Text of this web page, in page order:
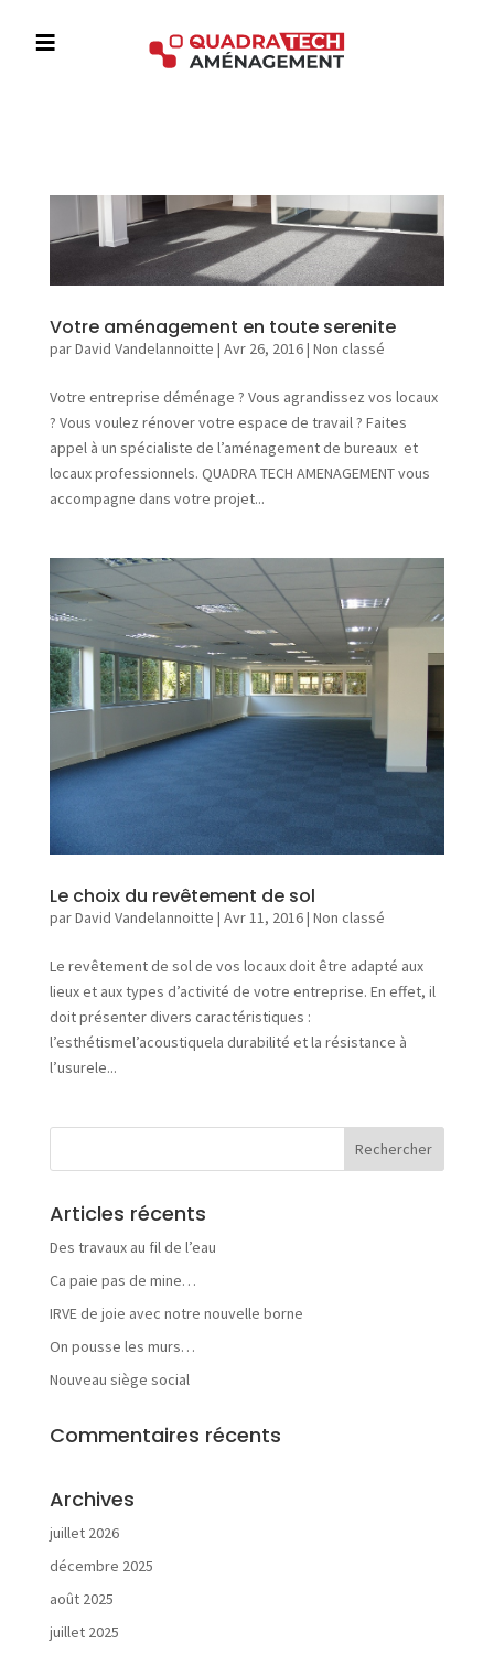
≡
u
i
L
’
e
n
t
p
r
i
s
e
N
s
a
c
t
i
i
t
é
s
o
s
b
e
s
o
i
n
s
N
o
t
r
e
d
Votre aménagement en toute serenite
parDavid Vandelannoitte | Avr 26, 2016| Non classé
Votre entreprise déménage ? Vous agrandissez vos locaux
? Vous voulez rénover votre espace de travail ? Faites
appel à un spécialiste de l’aménagement de bureaux et
locaux professionnels. QUADRA TECH AMENAGEMENT vous
accompagne dans votre projet...
Le choix du revêtement de sol
parDavid Vandelannoitte | Avr 11, 2016| Non classé
Le revêtement de sol de vos locaux doit être adapté aux
lieux et aux types d’activité de votre entreprise. En effet, il
doit présenter divers caractéristiques :
l’esthétismel’acoustiquela durabilité et la résistance à
l’usurele...
Articles récents
Des travaux au fil de l’eau
Ca paie pas de mine…
IRVE de joie avec notre nouvelle borne
On pousse les murs…
Nouveau siège social
Commentaires récents
Archives
juillet 2026
décembre 2025
août 2025
juillet 2025